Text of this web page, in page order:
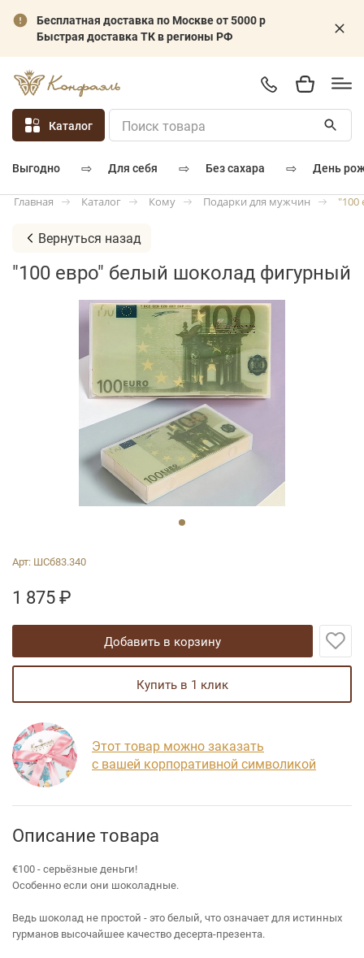
Бесплатная доставка по Москве от 5000 р
Быстрая доставка ТК в регионы РФ
Каталог
выгодно ⇨ для себя ⇨ без сахара ⇨ день
Главная Каталог Кому Подарки для мужчин
Вернуться назад
"100 евро" белый шоколад фигурный
Арт: ШСб83.340
1 875₽
добавить в корзину
купить в 1 клик
Этот товар можно заказать
с вашей корпоративной символикой
Описание товара
€100 - серьёзные деньги!
Особенно если они шоколадные.
Ведь шоколад не простой - это белый, что означает для истинных
гурманов высочайшее качество десерта-презента.